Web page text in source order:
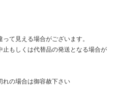
て見える場合がございます。
止もしくは代替品の発送となる場合が
れの場合は御容赦下さい